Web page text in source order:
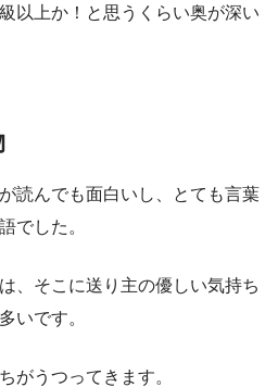
以上か！と思うくらい奥が深い
読んでも面白いし、とても言葉
でした。
、そこに送り主の優しい気持ち
いです。
がうつってきます。